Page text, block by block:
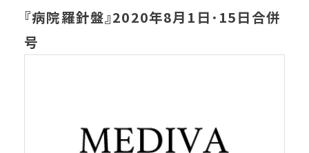
『病院羅針盤』2020年8月1日･15日合併
号